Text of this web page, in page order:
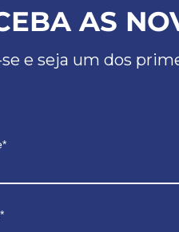
AS
e seja um dos